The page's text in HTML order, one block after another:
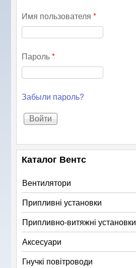
Имя пользователя*
Пароль*
Забыли пароль?
Каталог Вентс
Вентилятори
Припливні установки
Припливно-витяжні установки
Аксесуари
Гнучкі повітроводи